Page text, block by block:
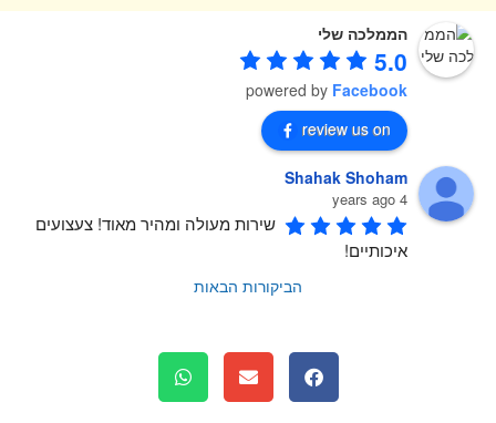
הממלכה שלי
5.0
powered byFacebook
review us on
Shahak Shoham
4 years ago
שירות מעולה ומהיר מאוד! צעצועים
איכותיים!
הביקורות הבאות